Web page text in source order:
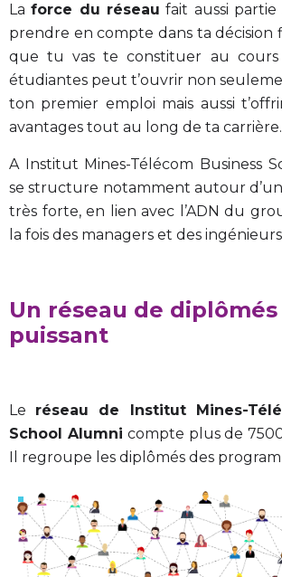
Laforce du réseau fait aussi
prendre en compte dans ta décision
que tu vas te constituer au cours
étudiantes peut t’ouvrir non
ton premier emploi mais aussi
avantages tout au long de ta carrière.
A Institut Mines-Télécom Business
se structure notamment autour
très forte, en lien avec l’ADN du
la fois des managers et des
Un réseau de
puissant
Le réseau de Institut Mines-
School Alumni compte plus de
Il regroupe les diplômés des